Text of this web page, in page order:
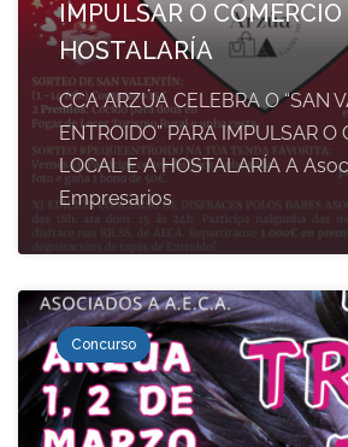
IMPULSAR O COMERCIO
HOSTALARÍA
CCA ARZÚA CELEBRA O “SAN
ENTROIDO” PARA IMPULSAR O
LOCAL E A HOSTALARÍA A
Empresarios
Concurso